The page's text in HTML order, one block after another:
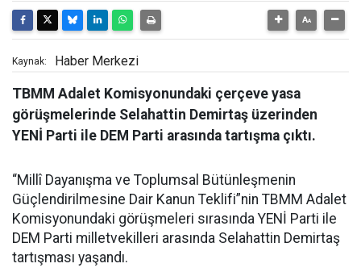
Kaynak: Haber Merkezi
TBMM Adalet Komisyonundaki çerçeve yasa
görüşmelerinde Selahattin Demirtaş üzerinden
YENİ Parti ile DEM Parti arasında tartışma çıktı.
“Millî Dayanışma ve Toplumsal Bütünleşmenin
Güçlendirilmesine Dair Kanun Teklifi”nin TBMM Adalet
Komisyonundaki görüşmeleri sırasında YENİ Parti ile
DEM Parti milletvekilleri arasında Selahattin Demirtaş
tartışması yaşandı.